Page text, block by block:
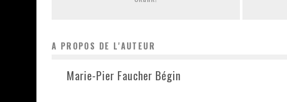
A PROPOS DE L'AUTEUR
Marie-Pier Faucher Bégin